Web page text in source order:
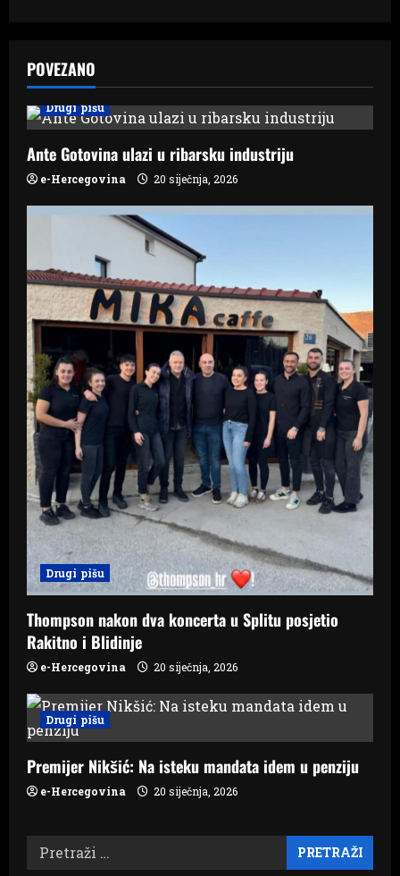
a
v
i
g
a
i
o
n
POVEZANO
Drugi pišu
Ante Gotovina ulazi u ribarsku industriju
e-Hercegovina 20 siječnja, 2026
Drugi pišu
Thompson nakon dva koncerta u Splitu posjetio
Rakitno i Blidinje
e-Hercegovina 20 siječnja, 2026
Drugi pišu
Premijer Nikšić: Na isteku mandata idem u penziju
e-Hercegovina 20 siječnja, 2026
Pretraži: